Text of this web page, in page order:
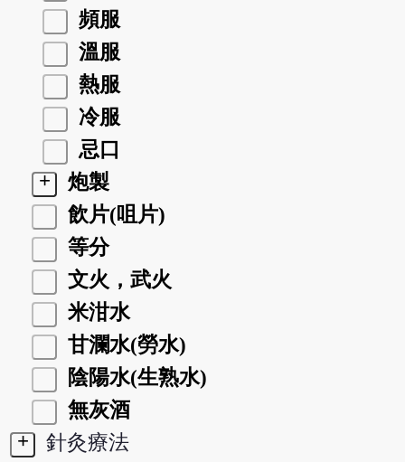
頻服
溫服
熱服
冷服
忌口
+
炮製
飲片(咀片)
等分
文火，武火
米泔水
甘瀾水(勞水)
陰陽水(生熟水)
無灰酒
+
針灸療法